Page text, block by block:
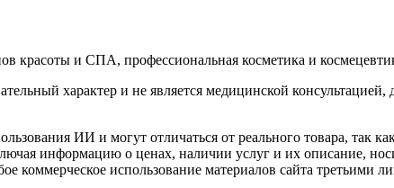
и СПА, профессиональная косметика и
характер и не является медицинской
ИИ и могут отличаться от реального товара, так
информацию о ценах, наличии услуг и их описание,
использование материалов сайта третьими